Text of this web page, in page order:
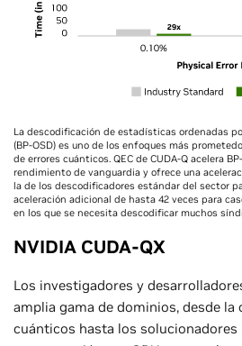
NVIDIA CUDA-QX
Los investigadores y
amplia gama de dominios, desde la
cuánticos hasta los
La descodificación de estadísticas ordenadas
(BP-OSD) es uno de los enfoques más
de errores cuánticos. QEC de CUDA-Q acelera
rendimiento de vanguardia y ofrece una
la de los descodificadores estándar del sector
aceleración adicional de hasta 42 veces para
en los que se necesita descodificar muchos